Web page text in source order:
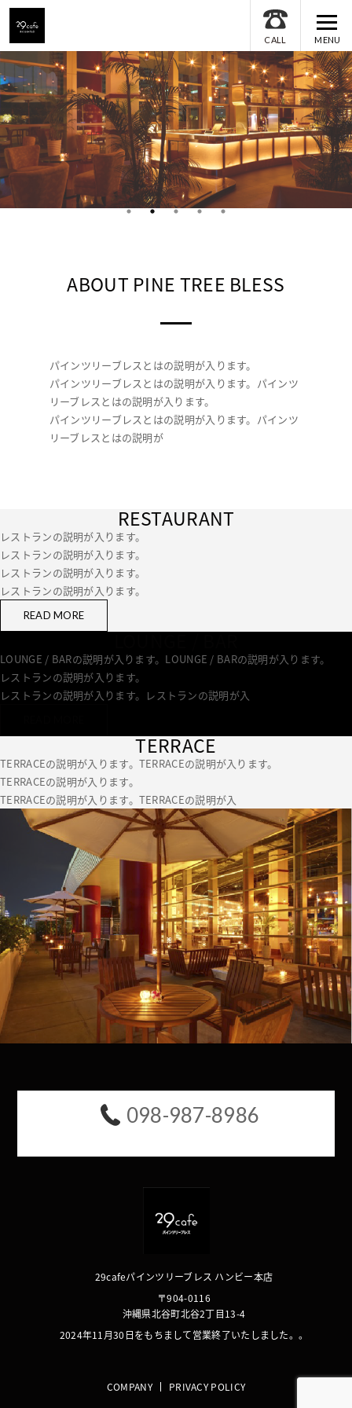
CALL MENU
ABOUT PINE TREE BLESS
パインツリーブレスとはの説明が入ります。
パインツリーブレスとはの説明が入ります。パインツ
リーブレスとはの説明が入ります。
パインツリーブレスとはの説明が入ります。パインツ
リーブレスとはの説明が
RESTAURANT
レストランの説明が入ります。
レストランの説明が入ります。
レストランの説明が入ります。
レストランの説明が入ります。
READ MORE
LOUNGE / BAR
LOUNGE / BARの説明が入ります。LOUNGE / BARの説明が入ります。
レストランの説明が入ります。
レストランの説明が入ります。レストランの説明が入
TERRACE
TERRACEの説明が入ります。TERRACEの説明が入ります。
TERRACEの説明が入ります。
TERRACEの説明が入ります。TERRACEの説明が入
098-987-8986
29cafeパインツリーブレス ハンビー本店
〒904-0116
沖縄県北谷町北谷2丁目13-4
2024年11月30日をもちまして営業終了いたしました。。
COMPANY PRIVACY POLICY